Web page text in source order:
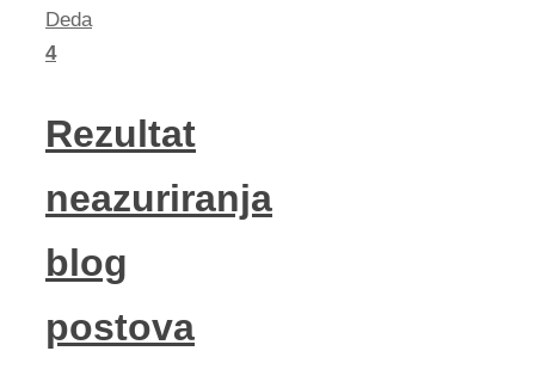
Deda
4
Rezultat
neazuriranja
blog
postova